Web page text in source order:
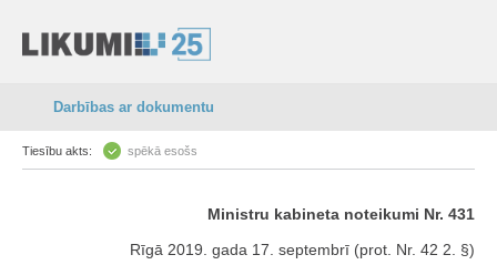
Darbības ar dokumentu
Tiesību akts: spēkā esošs
Ministru kabineta noteikumi Nr. 431
Rīgā 2019. gada 17. septembrī (prot. Nr. 42 2. §)